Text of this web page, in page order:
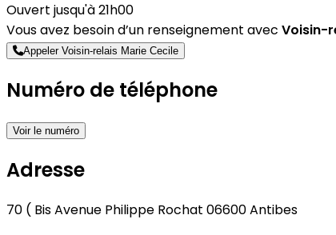
Ouvert jusqu'à 21h00
Vous avez besoin d’un renseignement avec Voisin-
Appeler Voisin-relais Marie Cecile
Numéro de téléphone
Voir le numéro
Adresse
70 ( Bis Avenue Philippe Rochat 06600 Antibes